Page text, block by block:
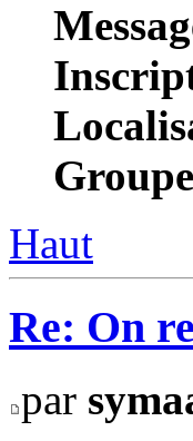
Haut
Re: On
par